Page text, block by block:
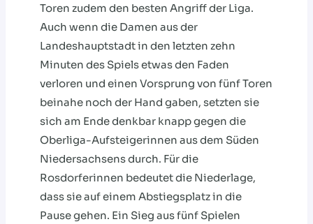
Toren zudem den besten Angriff der Liga.
Auch wenn die Damen aus der
Landeshauptstadt in den letzten zehn
Minuten des Spiels etwas den Faden
verloren und einen Vorsprung von fünf Toren
beinahe noch der Hand gaben, setzten sie
sich am Ende denkbar knapp gegen die
Oberliga-Aufsteigerinnen aus dem Süden
Niedersachsens durch. Für die
Rosdorferinnen bedeutet die Niederlage,
dass sie auf einem Abstiegsplatz in die
Pause gehen. Ein Sieg aus fünf Spielen